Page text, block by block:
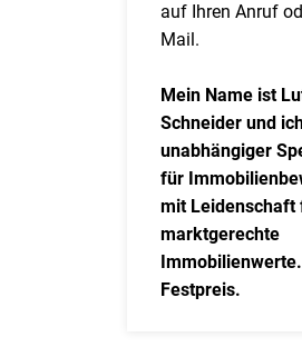
auf Ihren Anruf
Mail.
Mein Name ist
Schneider und
unabhängiger
für
mit Leidenschaft
marktgerechte
Festpreis.